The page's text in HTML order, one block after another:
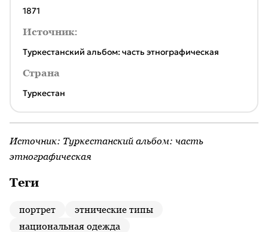
1871
Источник:
Туркестанский альбом: часть этнографическая
Страна
Туркестан
Источник: Туркестанский альбом: часть
этнографическая
Теги
портрет
этнические типы
национальная одежда